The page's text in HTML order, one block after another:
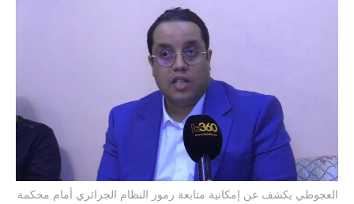
العجوطي يكشف عن إمكانية متابعة رموز النظام الجزائري أمام محكمة